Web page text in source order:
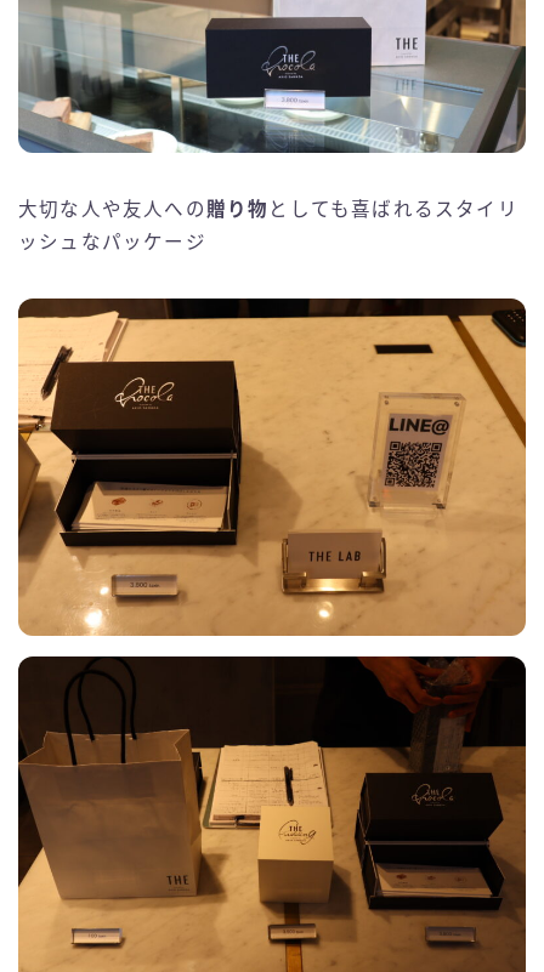
大切な人や友人への 贈り物 としても喜ばれるスタイリ
ッシュなパッケージ